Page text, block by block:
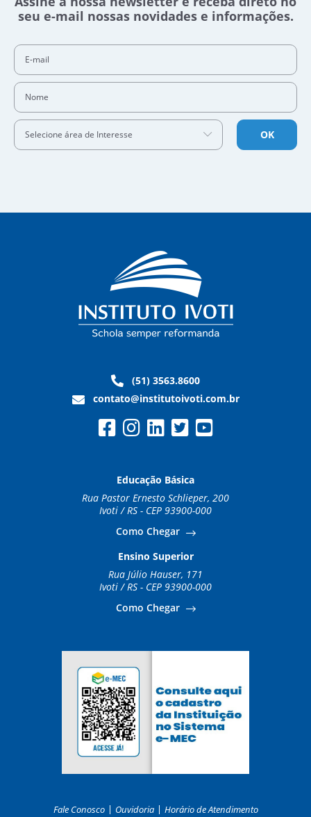
seu e-mail nossas novidades e informações.
Selecione área de Interesse OK
(51) 3563.8600
contato@institutoivoti.com.br
Educação Básica
Rua Pastor Ernesto Schlieper, 200
Ivoti / RS - CEP 93900-000
Como Chegar
Ensino Superior
Rua Júlio Hauser, 171
Ivoti / RS - CEP 93900-000
Como Chegar
Fale Conosco Ouvidoria Horário de Atendimento